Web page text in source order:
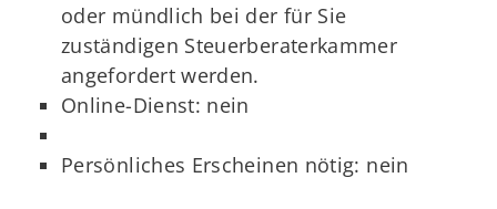
oder mündlich bei der für Sie
zuständigen Steuerberaterkammer
angefordert werden.
Online-Dienst: nein
Persönliches Erscheinen nötig: nein